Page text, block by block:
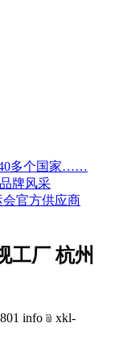
40多个国家……
牌风采
官方供应商
工厂 杭州
info﹫xkl-